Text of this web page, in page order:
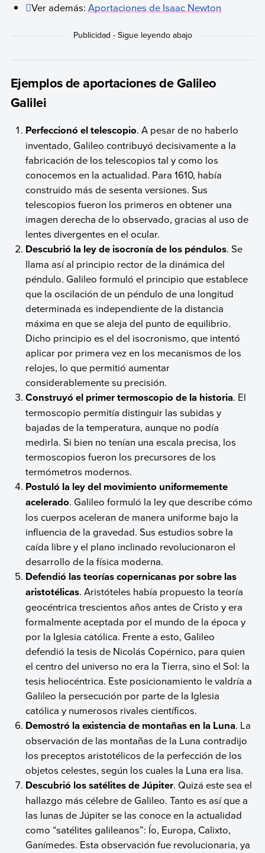
Ver además:Aportaciones de Isaac Newton
Ejemplos de aportaciones de Galileo
Galilei
Perfeccionó el telescopio. A pesar de no haberlo
inventado, Galileo contribuyó decisivamente a la
fabricación de los telescopios tal y como los
conocemos en la actualidad. Para 1610, había
construido más de sesenta versiones. Sus
telescopios fueron los primeros en obtener una
imagen derecha de lo observado, gracias al uso de
lentes divergentes en el ocular.
Descubrió la ley de isocronía de los péndulos. Se
llama así al principio rector de la dinámica del
péndulo. Galileo formuló el principio que establece
que la oscilación de un péndulo de una longitud
determinada es independiente de la distancia
máxima en que se aleja del punto de equilibrio.
Dicho principio es el del isocronismo, que intentó
aplicar por primera vez en los mecanismos de los
relojes, lo que permitió aumentar
considerablemente su precisión.
Construyó el primer termoscopio de la historia. El
termoscopio permitía distinguir las subidas y
bajadas de la temperatura, aunque no podía
medirla. Si bien no tenían una escala precisa, los
termoscopios fueron los precursores de los
termómetros modernos.
Postuló la ley del movimiento uniformemente
acelerado. Galileo formuló la ley que describe cómo
los cuerpos aceleran de manera uniforme bajo la
influencia de la gravedad. Sus estudios sobre la
caída libre y el plano inclinado revolucionaron el
desarrollo de la física moderna.
Defendió las teorías copernicanas por sobre las
aristotélicas. Aristóteles había propuesto la teoría
geocéntrica trescientos años antes de Cristo y era
formalmente aceptada por el mundo de la época y
por la Iglesia católica. Frente a esto, Galileo
defendió la tesis de Nicolás Copérnico, para quien
el centro del universo no era la Tierra, sino el Sol: la
tesis heliocéntrica. Este posicionamiento le valdría a
Galileo la persecución por parte de la Iglesia
católica y numerosos rivales científicos.
Demostró la existencia de montañas en la Luna. La
observación de las montañas de la Luna contradijo
los preceptos aristotélicos de la perfección de los
objetos celestes, según los cuales la Luna era lisa.
Descubrió los satélites de Júpiter. Quizá este sea el
hallazgo más célebre de Galileo. Tanto es así que a
las lunas de Júpiter se las conoce en la actualidad
como “satélites galileanos”: Ío, Europa, Calixto,
Ganímedes. Esta observación fue revolucionaria, ya